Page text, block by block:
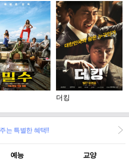
더킹
는 특별한 혜택!!
예능 교양